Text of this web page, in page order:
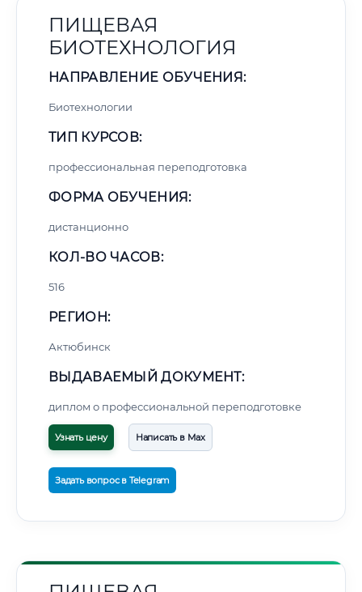
ПИЩЕВАЯ
БИОТЕХНОЛОГИЯ
НАПРАВЛЕНИЕ ОБУЧЕНИЯ:
Биотехнологии
ТИП КУРСОВ:
профессиональная переподготовка
ФОРМА ОБУЧЕНИЯ:
дистанционно
КОЛ-ВО ЧАСОВ:
516
РЕГИОН:
Актюбинск
ВЫДАВАЕМЫЙ ДОКУМЕНТ:
диплом о профессиональной переподготовке
Узнать цену Написать в Max
Задать вопрос в Telegram